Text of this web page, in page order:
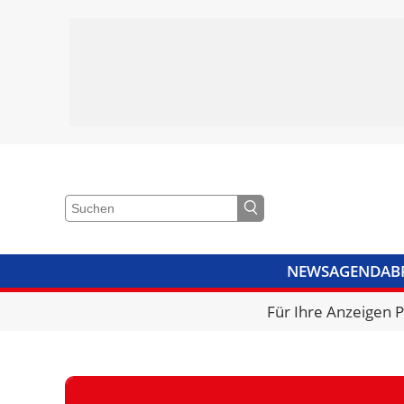
NEWSAGENDA
VIDEOSBIBLIOTHEK
Für Ihre Anzeigen